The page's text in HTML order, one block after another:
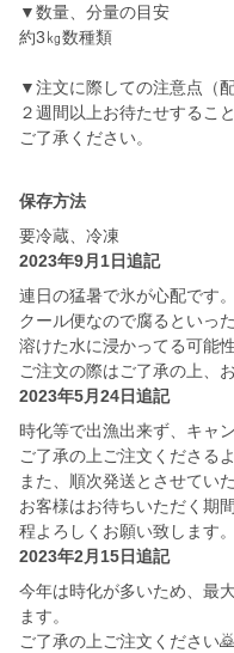
▼数量、分量の目安
約3㎏数種類
▼注文に際しての注意点（
２週間以上お待たせするこ
ご了承ください。
保存方法
要冷蔵、冷凍
2023年9月1日追記
連日の猛暑で氷が心配です。
クール便なので腐るといっ
溶けた水に浸かってる可能
ご注文の際はご了承の上、
2023年5月24日追記
時化等で出漁出来ず、キャ
ご了承の上ご注文くださる
また、順次発送とさせてい
お客様はお待ちいただく期
程よろしくお願い致します。
2023年2月15日追記
今年は時化が多いため、最
ます。
ご了承の上ご注文ください🙇